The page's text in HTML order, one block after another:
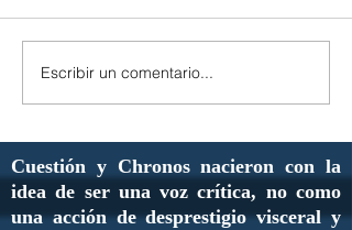
Escribir un comentario...
Cuestión y Chronos nacieron con la
idea de ser una voz crítica, no como
una acción de desprestigio visceral y